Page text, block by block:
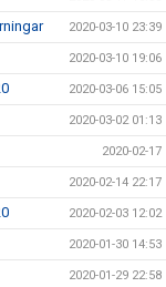
2020-03-10 23:39
2020-03-10 19:06
2020-03-06 15:05
2020-03-02 01:13
2020-02-17
2020-02-14 22:17
2020-02-03 12:02
2020-01-30 14:53
2020-01-29 22:58